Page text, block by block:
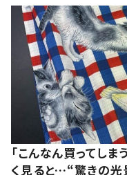
「こんなん買ってし
く見ると…“驚きの光